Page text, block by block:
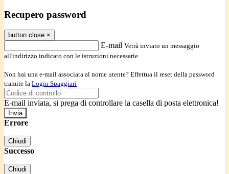
Recupero password
button close ×
E-mail Verrà inviato un messaggio
all'indirizzo indicato con le istruzioni necessarie.
Non hai una e-mail associata al nome utente? Effettua il reset della password
tramite la Login Spaggiari
E-mail inviata, si prega di controllare la casella di posta elettronica!
Errore
Chiudi
Successo
Chiudi